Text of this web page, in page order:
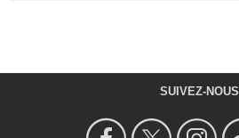
SUIVEZ-NOUS